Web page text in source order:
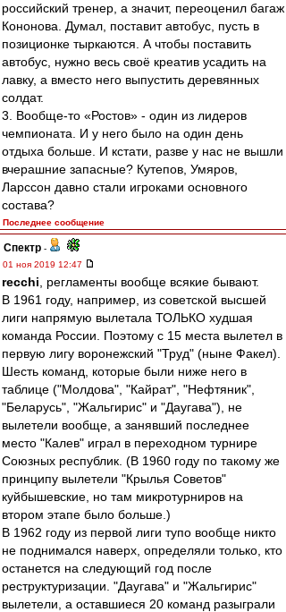
российский тренер, а значит, переоценил багаж
Кононова. Думал, поставит автобус, пусть в
позиционке тыркаются. А чтобы поставить
автобус, нужно весь своё креатив усадить на
лавку, а вместо него выпустить деревянных
солдат.
3. Вообще-то «Ростов» - один из лидеров
чемпионата. И у него было на один день
отдыха больше. И кстати, разве у нас не вышли
вчерашние запасные? Кутепов, Умяров,
Ларссон давно стали игроками основного
состава?
Последнее сообщение
Спектр -
01 ноя 2019 12:47
recchi , регламенты вообще всякие бывают.
В 1961 году, например, из советской высшей
лиги напрямую вылетала ТОЛЬКО худшая
команда России. Поэтому с 15 места вылетел в
первую лигу воронежский "Труд" (ныне Факел).
Шесть команд, которые были ниже него в
таблице ("Молдова", "Кайрат", "Нефтяник",
"Беларусь", "Жальгирис" и "Даугава"), не
вылетели вообще, а занявший последнее
место "Калев" играл в переходном турнире
Союзных республик. (В 1960 году по такому же
принципу вылетели "Крылья Советов"
куйбышевские, но там микротурниров на
втором этапе было больше.)
В 1962 году из первой лиги тупо вообще никто
не поднимался наверх, определяли только, кто
останется на следующий год после
реструктуризации. "Даугава" и "Жальгирис"
вылетели, а оставшиеся 20 команд разыграли